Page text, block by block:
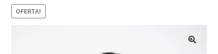
Vestuário
menu
OFERTA!